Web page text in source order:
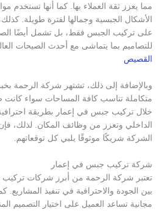
مما يعزز ثقة العملاء بها. كما أنها تستخدم
الأشكال الجبسية وجمالها لفترة طويلة.
على تركيب الجبس فقط، بل تشمل أيضًا
للتصاميم بما يتماشى مع أحدث الصيحات
القصيص
وبالإضافة إلى ذلك، تشتهر شركة الرحمة
متكاملة تناسب كافة المساحات سواء كانت
خلال تركيب جبس في إعمار بطريقة
الداخلي وتعزز من وظائف المكان. لذلك،
الشركة شريكًا موثوقًا يلبي كل توقعاتهم.
شركة تركيب جبس في إعمار
تعتبر شركة الرحمة من أبرز شركات
بين الجودة والاحترافية في تنفيذ المشاريع.
مجانية تساعد العميل على اختيار التصميم